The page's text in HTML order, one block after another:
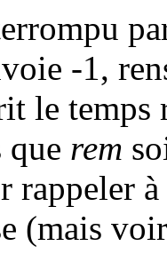
-1,
le temps
que rem
rappeler
(mais